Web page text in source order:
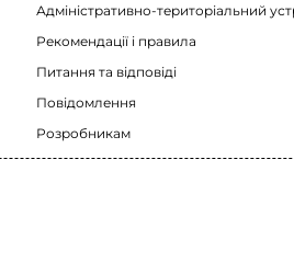
Адміністративно-територіальний
Рекомендації i правила
Питання та відповіді
Повідомлення
Розробникам